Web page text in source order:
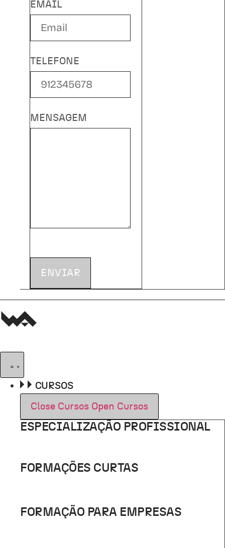
EMAIL
TELEFONE
MENSAGEM
ENVIAR
CURSOS
Close Cursos Open Cursos
ESPECIALIZAÇÃO PROFISSIONAL
FORMAÇÕES CURTAS
FORMAÇÃO PARA EMPRESAS